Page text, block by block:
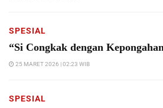
SPESIAL
“Si Congkak dengan
25 MARET 2026 | 02:23 WIB
SPESIAL